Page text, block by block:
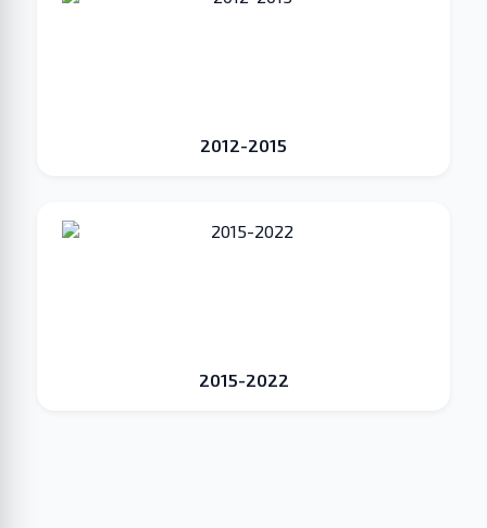
2012-2015
2015-2022